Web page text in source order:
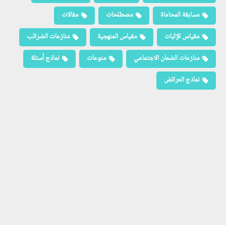
مسابقة المحاماة
مصطلحات
مقالات
مقياس الإثبات
مقياس المنهجية
منازعات الضرائب
منازعات الضمان الاجتماعي
منوعات
نماذج أسئلة
نماذج العرائض